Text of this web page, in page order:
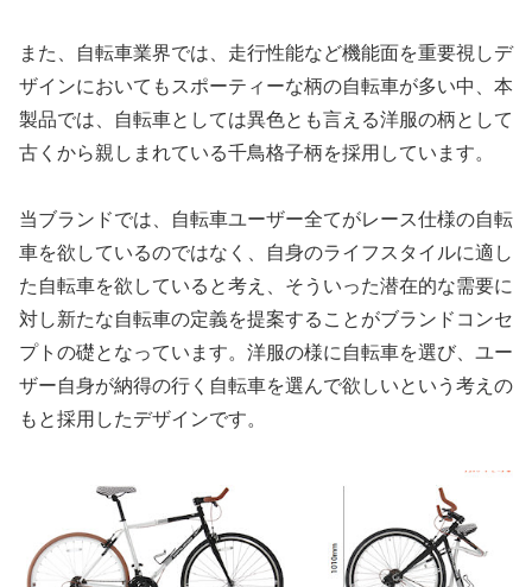
また、自転車業界では、走行性能など機能面を重要視しデ
ザインにおいてもスポーティーな柄の自転車が多い中、本
製品では、自転車としては異色とも言える洋服の柄として
古くから親しまれている千鳥格子柄を採用しています。
当ブランドでは、自転車ユーザー全てがレース仕様の自転
車を欲しているのではなく、自身のライフスタイルに適し
た自転車を欲していると考え、そういった潜在的な需要に
対し新たな自転車の定義を提案することがブランドコンセ
プトの礎となっています。洋服の様に自転車を選び、ユー
ザー自身が納得の行く自転車を選んで欲しいという考えの
もと採用したデザインです。